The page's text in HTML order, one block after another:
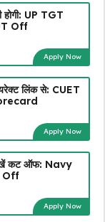
UP TGT
Off
Apply Now
लिंक से: CUET
Apply Now
कट ऑफ: Navy
Off
Apply Now